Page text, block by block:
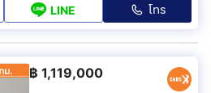
LINE โทร
฿ 1,119,000